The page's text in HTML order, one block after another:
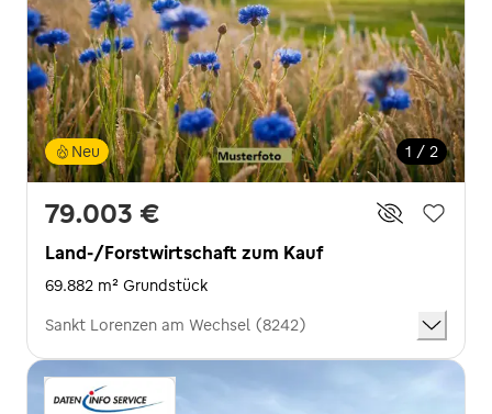
1 / 2
Neu
79.003 €
Land-/Forstwirtschaft zum Kauf
69.882 m² Grundstück
Sankt Lorenzen am Wechsel (8242)